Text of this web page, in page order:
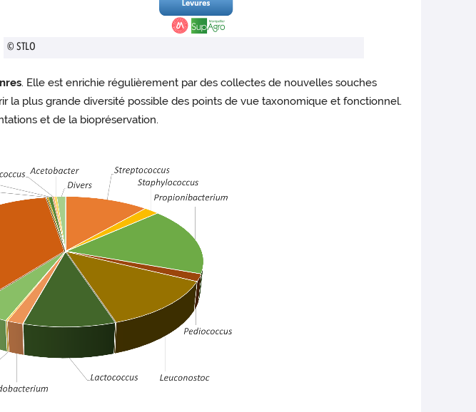
© STLO
. Elle est enrichie régulièrement par des collectes de nouvelles souches
la plus grande diversité possible des points de vue taxonomique et fonctionnel.
et de la biopréservation.